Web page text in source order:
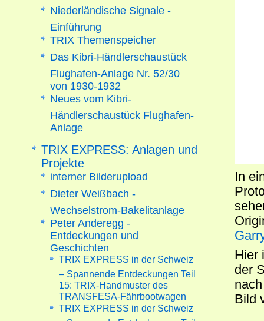
In
Hier
der
Bild
Niederländische Signale -
Einführung
TRIX Themenspeicher
Das Kibri-Händlerschaustück
Flughafen-Anlage Nr. 52/30
von 1930-1932
Neues vom Kibri-
Händlerschaustück Flughafen-
Anlage
TRIX EXPRESS: Anlagen und
Projekte
interner Bilderupload
Dieter Weißbach -
Wechselstrom-Bakelitanlage
Peter Anderegg -
Entdeckungen und
Geschichten
TRIX EXPRESS in der Schweiz
– Spannende Entdeckungen Teil
15: TRIX-Handmuster des
TRANSFESA-Fährbootwagen
TRIX EXPRESS in der Schweiz